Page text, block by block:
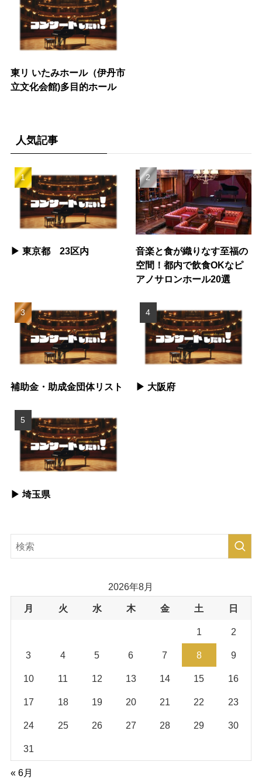
東リ いたみホール（伊丹市
立文化会館)多目的ホール
人気記事
▶︎ 東京都 23区内
音楽と食が織りなす至福の
空間！都内で飲食OKなピ
アノサロンホール20選
補助金・助成金団体リスト ▶︎ 大阪府
▶︎ 埼玉県
2026年8月
月 火 水 木 金 土 日
1 2
3 4 5 6 7 8 9
10 11 12 13 14 15 16
17 18 19 20 21 22 23
24 25 26 27 28 29 30
31
« 6月